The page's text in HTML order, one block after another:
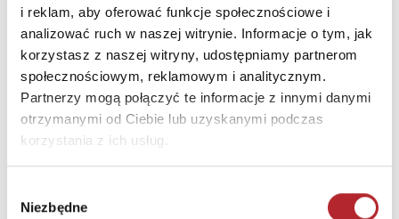
i reklam, aby oferować funkcje społecznościowe i
analizować ruch w naszej witrynie. Informacje o tym, jak
korzystasz z naszej witryny, udostępniamy partnerom
społecznościowym, reklamowym i analitycznym.
Partnerzy mogą połączyć te informacje z innymi danymi
otrzymanymi od Ciebie lub uzyskanymi podczas
korzystania z ich usług.
zgody
Niezbędne